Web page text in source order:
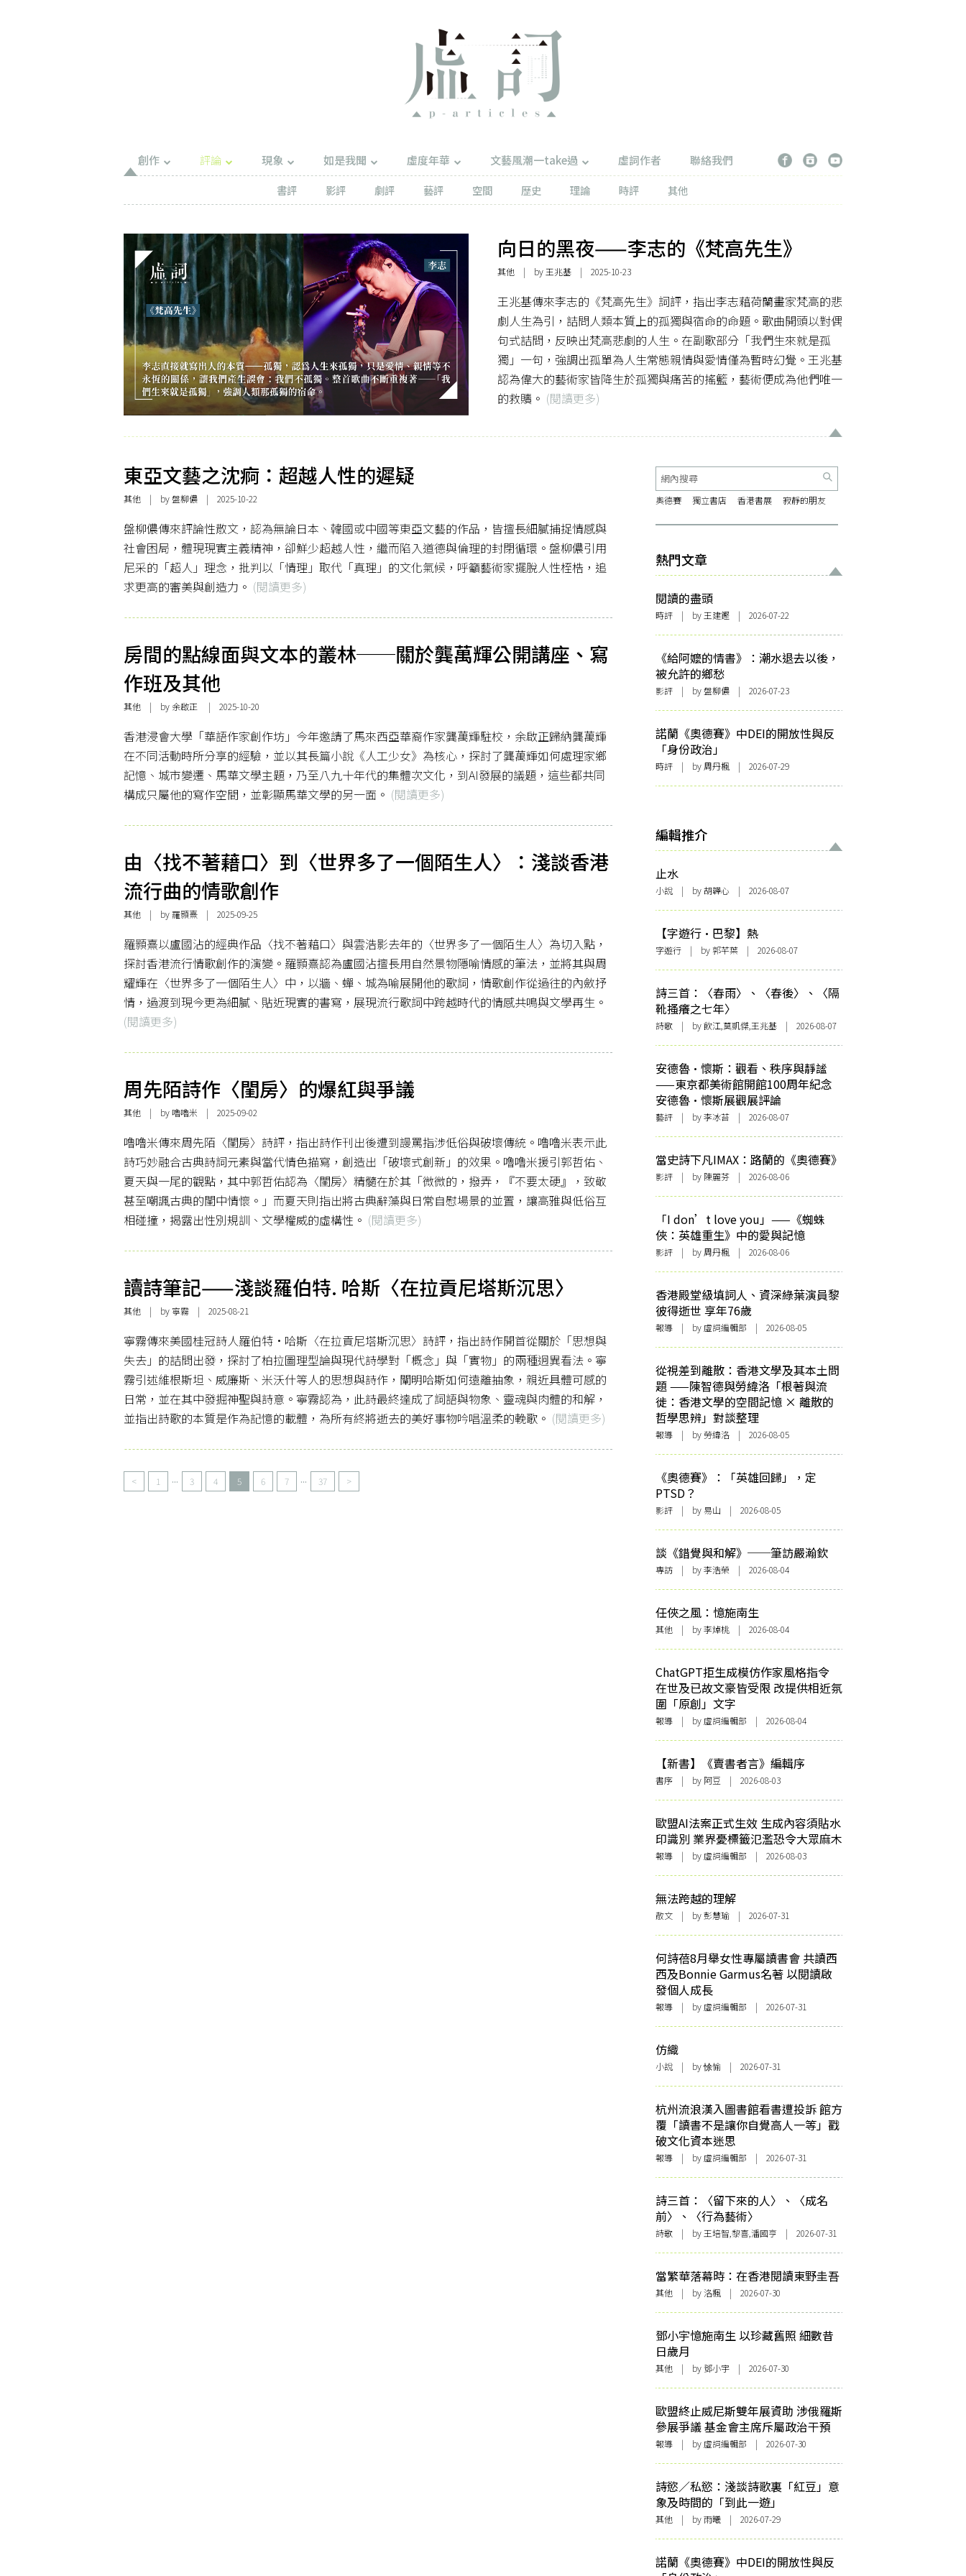
創作 評論 現象 如是我聞 虛度年華 文藝風潮一take過 虛詞作者
聯絡我們
書評
影評 劇評 藝評 空間 歷史 理論 時評 其他
向日的黑夜——李志的《梵高先生》
其他 | by 王兆基 | 2025-10-23
王兆基傳來李志的《梵高先生》詞評，指出李志藉荷蘭畫家梵高的悲
劇人生為引，詰問人類本質上的孤獨與宿命的命題。歌曲開頭以對偶
句式詰問，反映出梵高悲劇的人生。在副歌部分「我們生來就是孤
獨」一句，強調出孤單為人生常態親情與愛情僅為暫時幻覺。王兆基
認為偉大的藝術家皆降生於孤獨與痛苦的搖籃，藝術便成為他們唯一
的救贖。 (閱讀更多)
東亞文藝之沈痾：超越人性的遲疑
其他 | by 盤柳儂 | 2025-10-22
盤柳儂傳來評論性散文，認為無論日本、韓國或中國等東亞文藝的作品，皆擅長細膩捕捉情感與
社會困局，體現現實主義精神，卻鮮少超越人性，繼而陷入道德與倫理的封閉循環。盤柳儂引用
尼采的「超人」理念，批判以「情理」取代「真理」的文化氣候，呼籲藝術家擺脫人性桎梏，追
求更高的審美與創造力。 (閱讀更多)
房間的點線面與文本的叢林──關於龔萬輝公開講座、寫
作班及其他
其他 | by 余啟正 | 2025-10-20
香港浸會大學「華語作家創作坊」今年邀請了馬來西亞華裔作家龔萬輝駐校，余啟正歸納龔萬輝
在不同活動時所分享的經驗，並以其長篇小說《人工少女》為核心，探討了龔萬輝如何處理家鄉
記憶、城市變遷、馬華文學主題，乃至八九十年代的集體次文化，到AI發展的議題，這些都共同
構成只屬他的寫作空間，並彰顯馬華文學的另一面。 (閱讀更多)
由〈找不著藉口〉到〈世界多了一個陌生人〉：淺談香港
流行曲的情歌創作
其他 | by 羅顥熹 | 2025-09-25
羅顥熹以盧國沾的經典作品〈找不著藉口〉與雲浩影去年的〈世界多了一個陌生人〉為切入點，
探討香港流行情歌創作的演變。羅顥熹認為盧國沾擅長用自然景物隱喻情感的筆法，並將其與周
耀輝在〈世界多了一個陌生人〉中，以牆、蟬、城為喻展開他的歌詞，情歌創作從過往的內斂抒
情，過渡到現今更為細膩、貼近現實的書寫，展現流行歌詞中跨越時代的情感共鳴與文學再生。
(閱讀更多)
周先陌詩作〈閨房〉的爆紅與爭議
其他 | by 嚕嚕米 | 2025-09-02
嚕嚕米傳來周先陌〈閨房〉詩評，指出詩作刊出後遭到謾罵指涉低俗與破壞傳統。嚕嚕米表示此
詩巧妙融合古典詩詞元素與當代情色描寫，創造出「破壞式創新」的效果。嚕嚕米援引郭哲佑、
夏天與一尾的觀點，其中郭哲佑認為〈閨房〉精髓在於其「微微的，撥弄，『不要太硬』，致敬
甚至嘲諷古典的閨中情懷。」而夏天則指出將古典辭藻與日常自慰場景的並置，讓高雅與低俗互
相碰撞，揭露出性別規訓、文學權威的虛構性。 (閱讀更多)
讀詩筆記——淺談羅伯特. 哈斯〈在拉貢尼塔斯沉思〉
其他 | by 寧霧 | 2025-08-21
寧霧傳來美國桂冠詩人羅伯特·哈斯〈在拉貢尼塔斯沉思〉詩評，指出詩作開首從關於「思想與
失去」的詰問出發，探討了柏拉圖理型論與現代詩學對「概念」與「實物」的兩種迥異看法。寧
霧引述維根斯坦、威廉斯、米沃什等人的思想與詩作，闡明哈斯如何遠離抽象，親近具體可感的
日常，並在其中發掘神聖與詩意。寧霧認為，此詩最終達成了詞語與物象、靈魂與肉體的和解，
並指出詩歌的本質是作為記憶的載體，為所有終將逝去的美好事物吟唱溫柔的輓歌。 (閱讀更多)
< 1 ... 3 4 5 6 7 ... 37 >
奧德賽 獨立書店 香港書展 寂靜的朋友
熱門文章
閱讀的盡頭
時評 | by 王建鏗 | 2026-07-22
《給阿嬤的情書》：潮水退去以後，
被允許的鄉愁
影評 | by 盤柳儂 | 2026-07-23
諾蘭《奧德賽》中DEI的開放性與反
「身份政治」
時評 | by 周丹楓 | 2026-07-29
編輯推介
止水
小說 | by 胡韡心 | 2026-08-07
【字遊行·巴黎】熱
字遊行 | by 郭芊葉 | 2026-08-07
詩三首：〈春雨〉、〈春後〉、〈隔
靴搔癢之七年〉
詩歌 | by 飲江,莫凱傑,王兆基 | 2026-08-07
安德魯·懷斯：觀看、秩序與靜謐
——東京都美術館開館100周年紀念
安德魯·懷斯展觀展評論
藝評 | by 李冰苔 | 2026-08-07
當史詩下凡IMAX：路蘭的《奧德賽》
影評 | by 陳麗芬 | 2026-08-06
「I don’t love you」——《蜘蛛
俠：英雄重生》中的愛與記憶
影評 | by 周丹楓 | 2026-08-06
香港殿堂級填詞人、資深綠葉演員黎
彼得逝世 享年76歲
報導 | by 虛詞編輯部 | 2026-08-05
從視差到離散：香港文學及其本土問
題 ——陳智德與勞緯洛「根著與流
徙：香港文學的空間記憶 × 離散的
哲學思辨」對談整理
報導 | by 勞緯洛 | 2026-08-05
《奧德賽》：「英雄回歸」，定
PTSD？
影評 | by 易山 | 2026-08-05
談《錯覺與和解》──筆訪嚴瀚欽
專訪 | by 李浩榮 | 2026-08-04
任俠之風：憶施南生
其他 | by 李焯桃 | 2026-08-04
ChatGPT拒生成模仿作家風格指令
在世及已故文豪皆受限 改提供相近氛
圍「原創」文字
報導 | by 虛詞編輯部 | 2026-08-04
【新書】《賣書者言》編輯序
書序 | by 阿豆 | 2026-08-03
歐盟AI法案正式生效 生成內容須貼水
印識別 業界憂標籤氾濫恐令大眾麻木
報導 | by 虛詞編輯部 | 2026-08-03
無法跨越的理解
散文 | by 彭慧瑜 | 2026-07-31
何詩蓓8月舉女性專屬讀書會 共讀西
西及Bonnie Garmus名著 以閱讀啟
發個人成長
報導 | by 虛詞編輯部 | 2026-07-31
仿織
小說 | by 悇愉 | 2026-07-31
杭州流浪漢入圖書館看書遭投訴 館方
覆「讀書不是讓你自覺高人一等」戳
破文化資本迷思
報導 | by 虛詞編輯部 | 2026-07-31
詩三首：〈留下來的人〉、〈成名
前〉、〈行為藝術〉
詩歌 | by 王培智,黎喜,潘國亨 | 2026-07-31
當繁華落幕時：在香港閱讀東野圭吾
其他 | by洛楓 | 2026-07-30
鄧小宇憶施南生 以珍藏舊照 細數昔
日歲月
其他 | by 鄧小宇 | 2026-07-30
歐盟終止威尼斯雙年展資助 涉俄羅斯
參展爭議 基金會主席斥屬政治干預
報導 | by 虛詞編輯部 | 2026-07-30
詩慾／私慾：淺談詩歌裏「紅豆」意
象及時間的「到此一遊」
其他 | by 雨曦 | 2026-07-29
諾蘭《奧德賽》中DEI的開放性與反